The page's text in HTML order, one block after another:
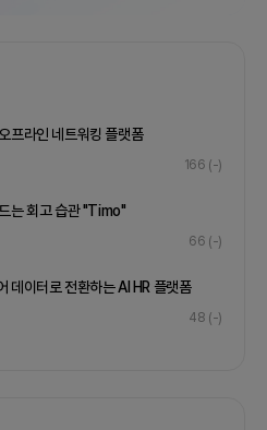
프라인 네트워킹 플랫폼
166 (-)
는 회고 습관 "Timo"
66 (-)
데이터로 전환하는 AI HR 플랫폼
48 (-)